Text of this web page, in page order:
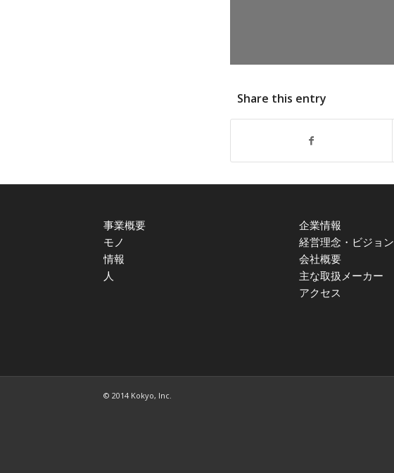
Share this entry
事業概要
モノ
情報
人
企業情報
経営理念・ビジョン
会社概要
主な取扱メーカー
アクセス
© 2014 Kokyo, Inc.